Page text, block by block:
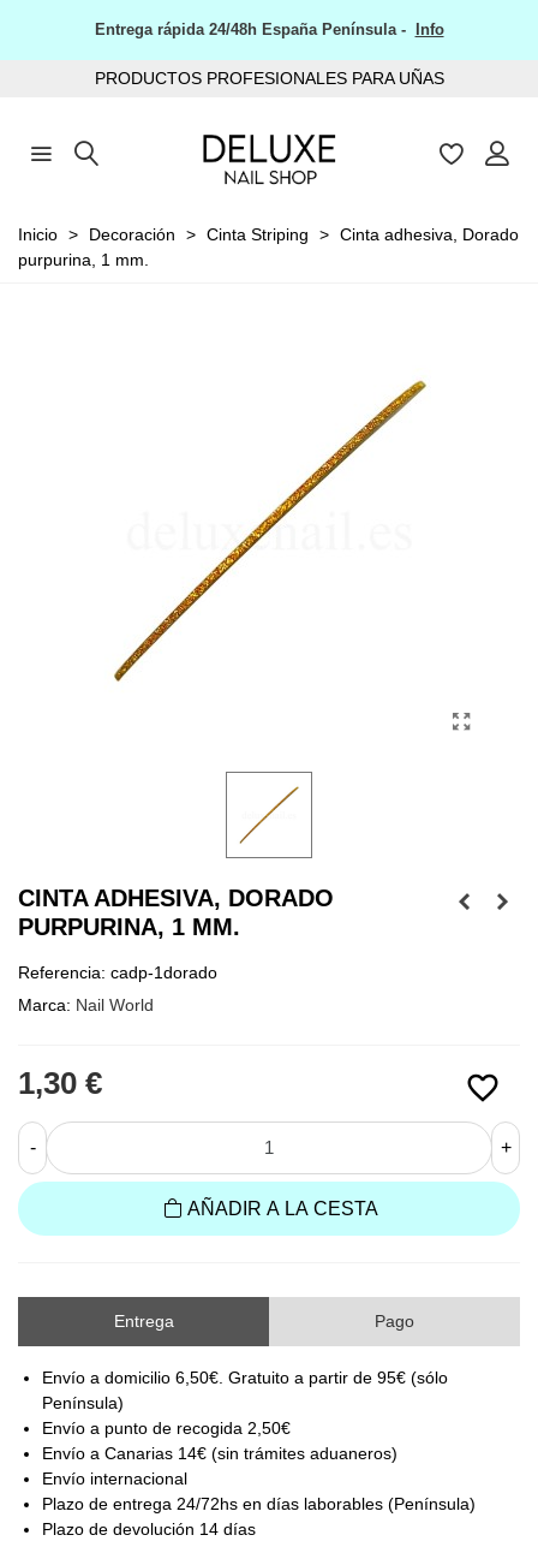
Entrega rápida 24/48h España Península - Info
PRODUCTOS PROFESIONALES PARA UÑAS
Inicio > Decoración > Cinta Striping > Cinta adhesiva, Dorado
purpurina, 1 mm.
CINTA ADHESIVA, DORADO
PURPURINA, 1 MM.
Referencia: cadp-1dorado
Marca: Nail World
favorite_border
1,30 €
- +
AÑADIR A LA CESTA
Entrega Pago
Envío a domicilio 6,50€. Gratuito a partir de 95€ (sólo
Península)
Envío a punto de recogida 2,50€
Envío a Canarias 14€ (sin trámites aduaneros)
Envío internacional
Plazo de entrega 24/72hs en días laborables (Península)
Plazo de devolución 14 días